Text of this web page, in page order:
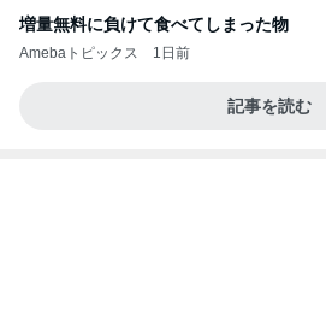
増量無料に負けて食べてしまった物
Amebaトピックス 1日前
記事を読む